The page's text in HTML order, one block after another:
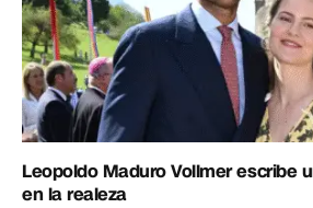
Leopoldo Maduro Vollmer escribe
en la realeza